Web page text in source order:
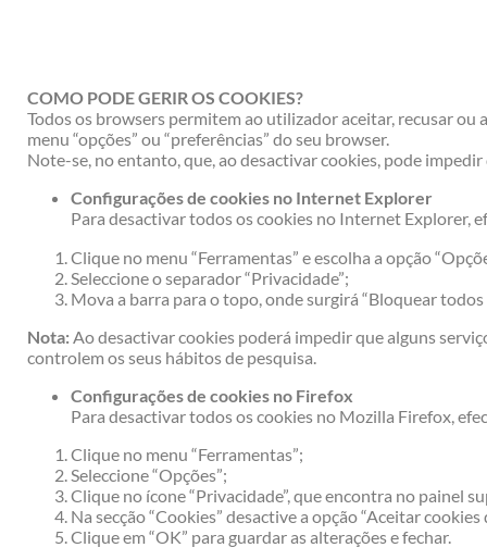
COMO PODE GERIR OS COOKIES?
Todos os browsers permitem ao utilizador aceitar, recusar
menu “opções” ou “preferências” do seu browser.
Note-se, no entanto, que, ao desactivar cookies, pode
Configurações de cookies no Internet Explorer
Para desactivar todos os cookies no Internet Explorer,
Clique no menu “Ferramentas” e escolha a opção
Seleccione o separador “Privacidade”;
Mova a barra para o topo, onde surgirá “Bloquear todos
Nota: Ao desactivar cookies poderá impedir que alguns
controlem os seus hábitos de pesquisa.
Configurações de cookies no Firefox
Para desactivar todos os cookies no Mozilla Firefox,
Clique no menu “Ferramentas”;
Seleccione “Opções”;
Clique no ícone “Privacidade”, que encontra no painel
Na secção “Cookies” desactive a opção “Aceitar cookies
Clique em “OK” para guardar as alterações e fechar.